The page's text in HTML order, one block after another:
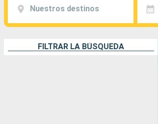
Nuestros destinos
FILTRAR LA BÚSQUEDA